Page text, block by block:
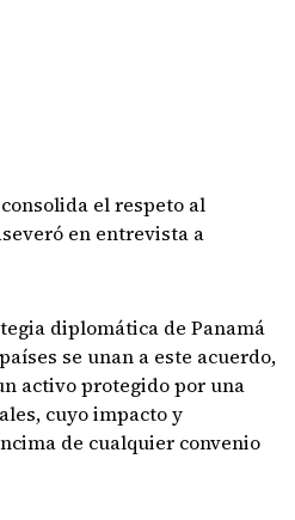
el respeto al
en entrevista a
diplomática de Panamá
se unan a este acuerdo,
activo protegido por una
cuyo impacto y
de cualquier convenio